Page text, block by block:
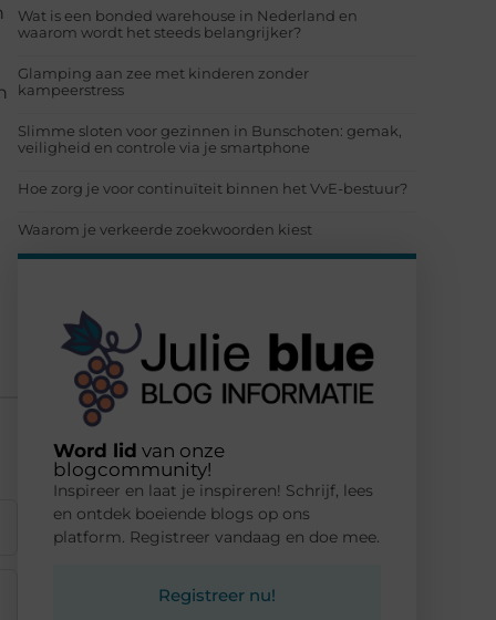
Wat is een bonded warehouse in Nederland en
waarom wordt het steeds belangrijker?
Glamping aan zee met kinderen zonder
kampeerstress
Slimme sloten voor gezinnen in Bunschoten: gemak,
veiligheid en controle via je smartphone
Hoe zorg je voor continuïteit binnen het VvE-bestuur?
Waarom je verkeerde zoekwoorden kiest
Word lid van onze
blogcommunity!
Inspireer en laat je inspireren! Schrijf, lees
en ontdek boeiende blogs op ons
platform. Registreer vandaag en doe mee.
Registreer nu!